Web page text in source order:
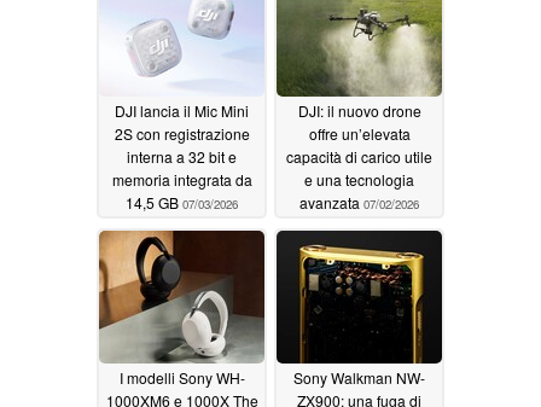
DJI lancia il Mic Mini
2S con registrazione
interna a 32 bit e
memoria integrata da
14,5 GB 07/03/2026
DJI: il nuovo drone
offre un’elevata
capacità di carico utile
e una tecnologia
avanzata 07/02/2026
I modelli Sony WH-
1000XM6 e 1000X The
Sony Walkman NW-
ZX900: una fuga di